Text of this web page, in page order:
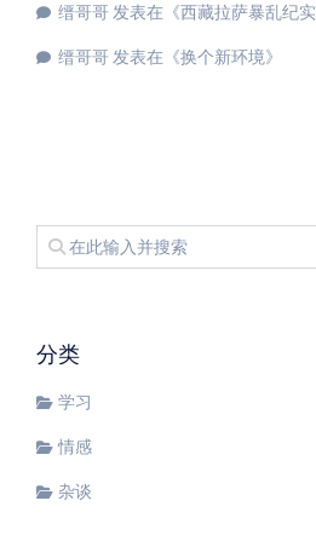
缙哥哥 发表在《西藏拉萨暴乱纪实
缙哥哥 发表在《换个新环境》
分类
学习
情感
杂谈